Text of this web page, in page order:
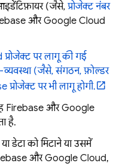
(जैसे, प्रोजेक्ट नंबर
औरGoogle Cloud
प्रोजेक्ट पर लागू की गई
व्यवस्था (जैसे, संगठन, फ़ोल्डर
पर भी लागू होगी.
Firebase औरGoogle
है.
डेटा को मिटाने या उसमें
औरGoogle Cloud,